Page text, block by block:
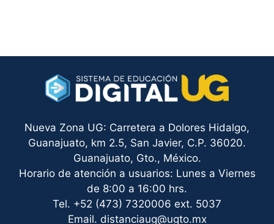
Nueva Zona UG: Carretera a Dolores Hidalgo,
Guanajuato, km 2.5, San Javier, C.P. 36020.
Guanajuato, Gto., México.
Horario de atención a usuarios: Lunes a Viernes
de 8:00 a 16:00 hrs.
Tel. +52 (473) 7320006 ext. 5037
Email. distanciaug@ugto.mx